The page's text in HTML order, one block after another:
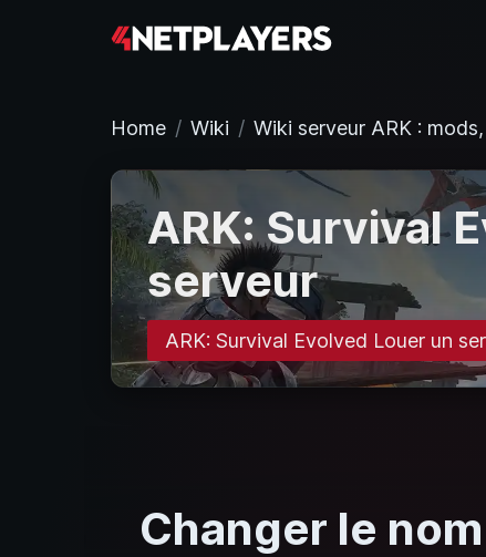
Home Wiki Wiki serveur ARK :
ARK: Survival
serveur
ARK: Survival Evolved Louer un
Changer le